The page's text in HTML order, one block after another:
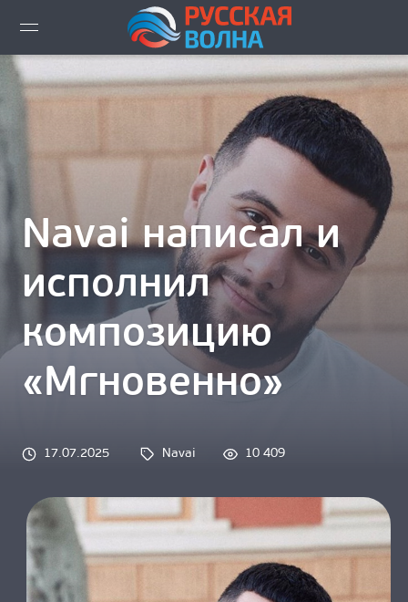
ВИДЕО LIVE
ПЛЕЙЛИСТ
КАК СЛУШАТЬ!?
ГОРОДА ВЕЩАНИЯ
Navai написал и
исполнил
композицию
«Мгновенно»
17.07.2025 Navai 10 409